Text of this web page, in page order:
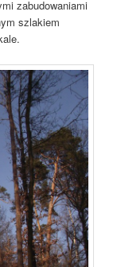
zabudowaniami
szlakiem